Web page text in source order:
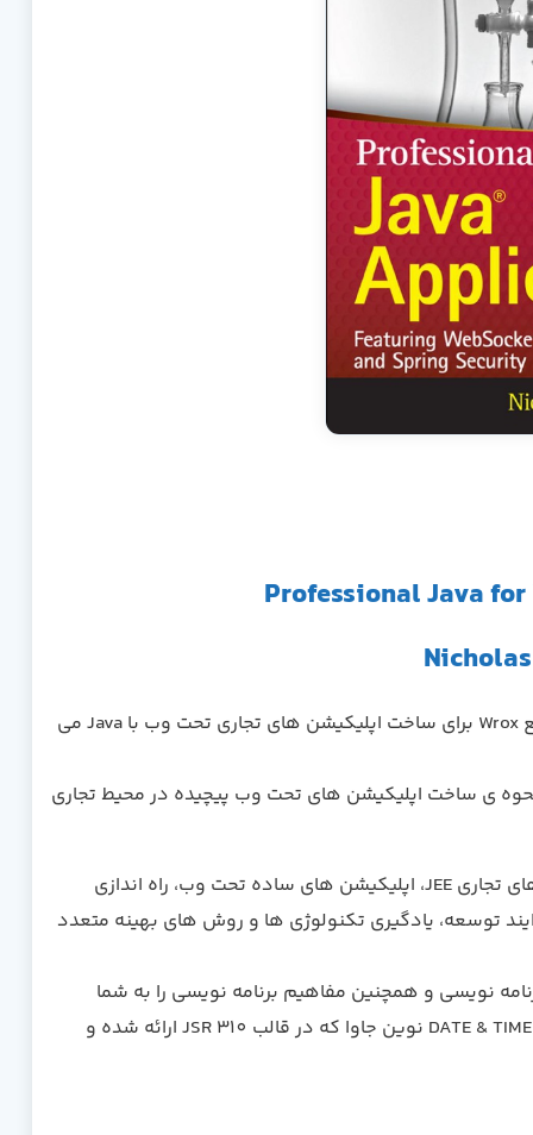
راهنمای آموزشی جامع Wrox برای ساخت اپلیکیشن های تجاری تحت وب با Java می
ی ساخت اپلیکیشن های تحت وب پیچیده در محیط تجاری
به مقدمه ای بر ویرایش جاوا برای ساخت اپلیکیشن های تجاری JEE، اپلیکیشن های ساده تحت وب، راه اندازی
توسعه، یادگیری تکنولوژی ها و روش های بهینه متعدد
نویسی و همچنین مفاهیم برنامه نویسی را به شما
آموزش می دهد. تمامی امکانات جدید در ویرایش 8 جاوا و عبارات lambda، توابع DATE & TIME نوین جاوا که در قالب JSR 310 ارائه شده و